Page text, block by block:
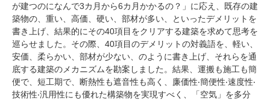
が建つのになんで3カ月から6カ月かかるの？」に応え、既存の建
築物の、重い、高価、硬い、部材が多い、といったデメリットを
書き上げ、結果的にその40項目をクリアする建築を求めて思考を
巡らせました。その際、 40項目のデメリットの対義語を、軽い、
安価、柔らかい、部材が少ない、のように書き上げ、それらを通
底する建築のメカニズムを勘案しました。結果、運搬も施工も簡
便で、短工期で、断熱性も遮音性も高く、廉価性‧簡便性‧速度性‧
技術性‧汎用性にも優れた構築物を実現すべく、「空気」を多分